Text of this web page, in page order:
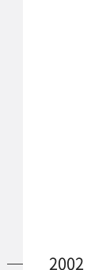
2002